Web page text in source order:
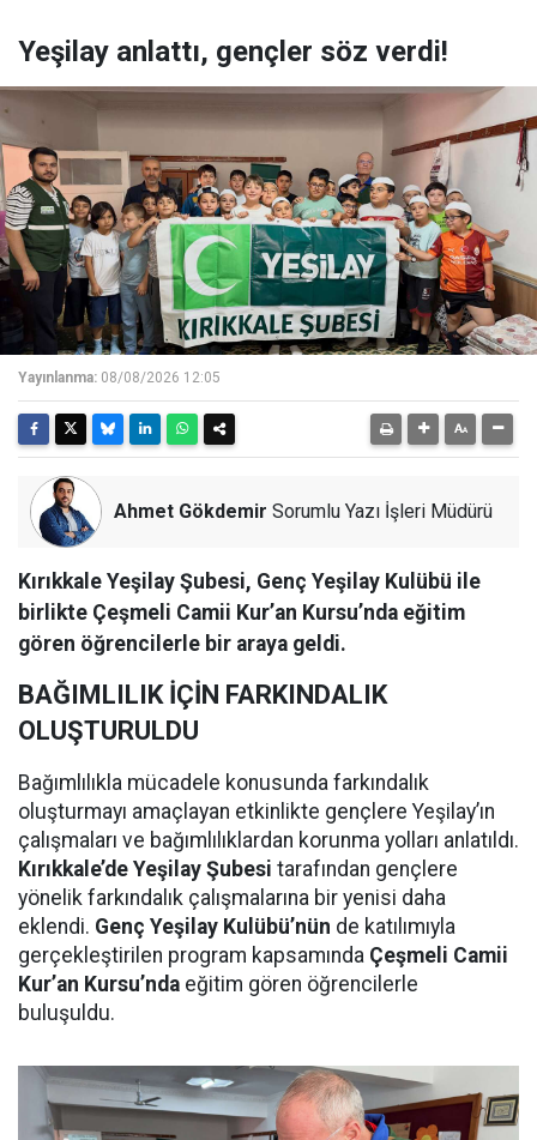
Yeşilay anlattı, gençler söz verdi!
Yayınlanma: 08/08/2026 12:05
Ahmet Gökdemir Sorumlu Yazı İşleri Müdürü
Kırıkkale Yeşilay Şubesi, Genç Yeşilay Kulübü ile
birlikte Çeşmeli Camii Kur’an Kursu’nda eğitim
gören öğrencilerle bir araya geldi.
BAĞIMLILIK İÇİN FARKINDALIK
OLUŞTURULDU
Bağımlılıkla mücadele konusunda farkındalık
oluşturmayı amaçlayan etkinlikte gençlere Yeşilay’ın
çalışmaları ve bağımlılıklardan korunma yolları anlatıldı.
Kırıkkale’de Yeşilay Şubesi tarafından gençlere
yönelik farkındalık çalışmalarına bir yenisi daha
eklendi. Genç Yeşilay Kulübü’nün de katılımıyla
gerçekleştirilen program kapsamında Çeşmeli Camii
Kur’an Kursu’nda eğitim gören öğrencilerle
buluşuldu.